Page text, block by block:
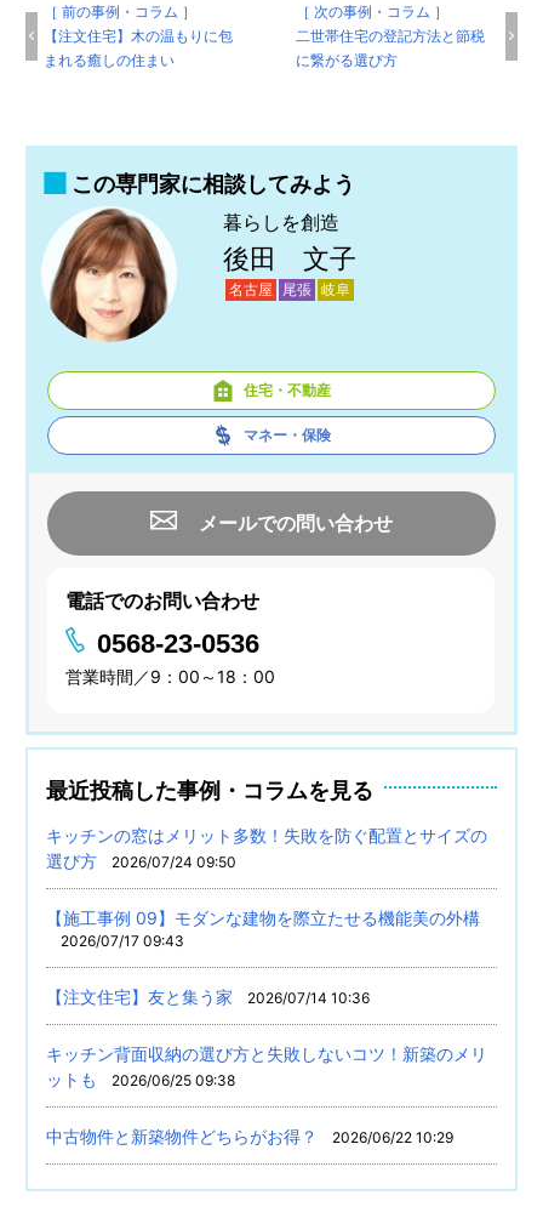
［ 前の事例・コラム ］
【注文住宅】木の温もりに包
まれる癒しの住まい
［ 次の事例・コラム ］
二世帯住宅の登記方法と節税
に繋がる選び方
この専門家に相談してみよう
暮らしを創造
後田 文子
名古屋 尾張 岐阜
住宅・不動産
マネー・保険
メールでの問い合わせ
電話でのお問い合わせ
0568-23-0536
営業時間／9：00～18：00
最近投稿した事例・コラムを見る
キッチンの窓はメリット多数！失敗を防ぐ配置とサイズの
選び方
2026/07/24 09:50
【施工事例 09】モダンな建物を際立たせる機能美の外構
2026/07/17 09:43
【注文住宅】友と集う家 2026/07/14 10:36
キッチン背面収納の選び方と失敗しないコツ！新築のメリ
ットも
2026/06/25 09:38
中古物件と新築物件どちらがお得？ 2026/06/22 10:29